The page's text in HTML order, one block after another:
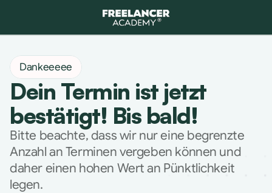
Dankeeeee
Dein Termin ist jetzt
bestätigt! Bis bald!
Bitte beachte, dass wir nur eine begrenzte
Anzahl an Terminen vergeben können und
daher einen hohen Wert an Pünktlichkeit
legen.